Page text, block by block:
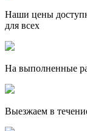
Наши цены
для всех
На выполненные
Выезжаем в